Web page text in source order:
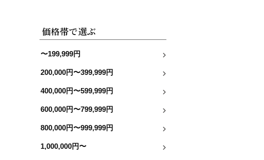
価格帯で選ぶ
〜199,999円
200,000円〜399,999円
400,000円〜599,999円
600,000円〜799,999円
800,000円〜999,999円
1,000,000円〜